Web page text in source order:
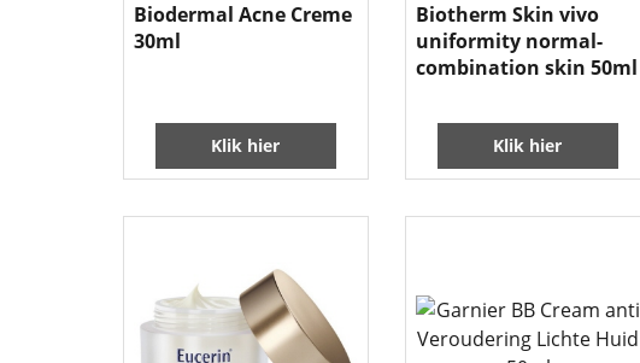
Biodermal Acne Creme
30ml
Klik hier
Biotherm Skin vivo
uniformity normal-
combination skin 50ml
Klik hier